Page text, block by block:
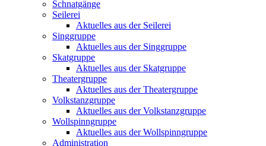
Schnatgänge
Seilerei
Aktuelles aus der Seilerei
Singgruppe
Aktuelles aus der Singgruppe
Skatgruppe
Aktuelles aus der Skatgruppe
Theatergruppe
Aktuelles aus der Theatergruppe
Volkstanzgruppe
Aktuelles aus der Volkstanzgruppe
Wollspinngruppe
Aktuelles aus der Wollspinngruppe
Administration